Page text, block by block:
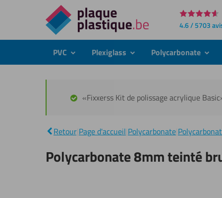
Directement
au
contenu
4.6 / 5703
PVC submenuPlexiglass submenuPolycarbonate
«Fixxerss Kit de polissage acrylique
Retour Page d'accueil Polycarbonate
Polycarbonate 8mm teinté